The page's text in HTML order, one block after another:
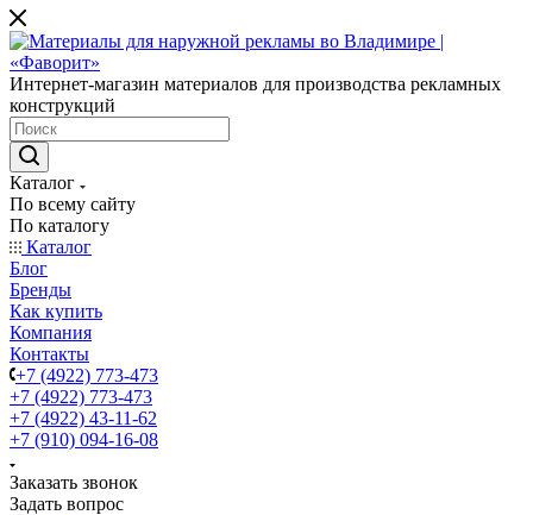
Интернет-магазин материалов для производства рекламных
конструкций
Каталог
По всему сайту
По каталогу
Каталог
Блог
Бренды
Как купить
Компания
Контакты
+7 (4922) 773-473
+7 (4922) 773-473
+7 (4922) 43-11-62
+7 (910) 094-16-08
Заказать звонок
Задать вопрос